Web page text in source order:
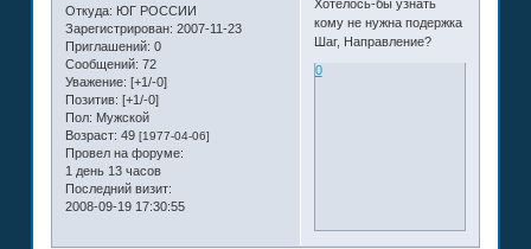
Откуда: ЮГ РОССИИ
Зарегистрирован: 2007-11-23
Приглашений: 0
Сообщений: 72
Уважение: [+1/-0]
Позитив: [+1/-0]
Пол: Мужской
Возраст: 49 [1977-04-06]
Провел на форуме:
1 день 13 часов
Последний визит:
2008-09-19 17:30:55
Хотелось-бы узнать
кому не нужна подержка
Шаг, Направление?
0